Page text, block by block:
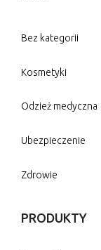
Bez kategorii
Kosmetyki
Odzież medyczna
Ubezpieczenie
Zdrowie
PRODUKTY